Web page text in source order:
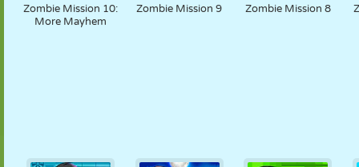
Zombie Mission 10:
More Mayhem
Zombie Mission 9 Zombie Mission 8